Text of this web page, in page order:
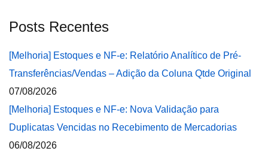
Posts Recentes
[Melhoria] Estoques e NF-e: Relatório Analítico de Pré-
Transferências/Vendas – Adição da Coluna Qtde Original
07/08/2026
[Melhoria] Estoques e NF-e: Nova Validação para
Duplicatas Vencidas no Recebimento de Mercadorias
06/08/2026